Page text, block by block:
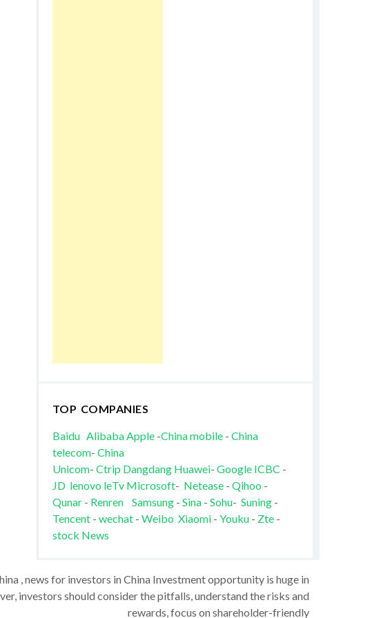
TOP COMPANIES
Baidu AlibabaApple-China mobile- China
telecom- China
Unicom- Ctrip Dangdang Huawei- Google ICBC -
JD lenovo leTv Microsoft- Netease- Qihoo -
Qunar- Renren Samsung- Sina- Sohu- Suning-
Tencent- wechat - Weibo Xiaomi- Youku - Zte-
stock News
, news for investors in China Investment opportunity is huge in
investors should consider the pitfalls, understand the risks and
rewards, focus on shareholder-friendly